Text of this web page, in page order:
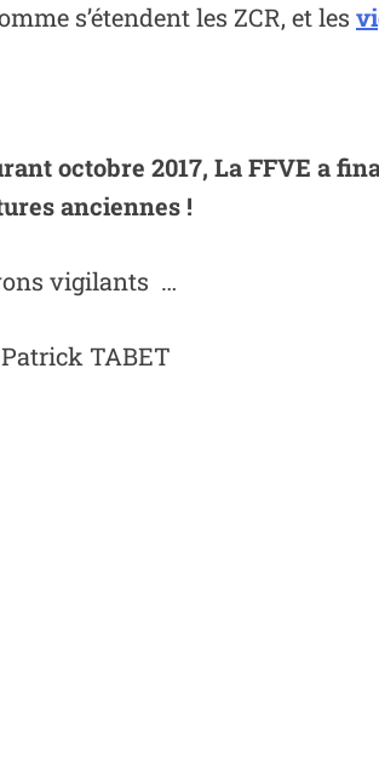
s’étendent les ZCR, et les
octobre 2017, La FFVE a
anciennes !
vigilants …
TABET